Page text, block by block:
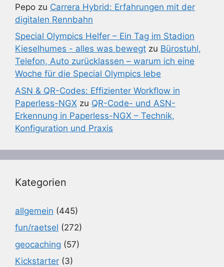
Pepo zu Carrera Hybrid: Erfahrungen mit der
digitalen Rennbahn
Special Olympics Helfer – Ein Tag im Stadion
Kieselhumes - alles was bewegt zu Bürostuhl,
Telefon, Auto zurücklassen – warum ich eine
Woche für die Special Olympics lebe
ASN & QR-Codes: Effizienter Workflow in
Paperless-NGX zu QR-Code- und ASN-
Erkennung in Paperless-NGX – Technik,
Konfiguration und Praxis
Kategorien
allgemein (445)
fun/raetsel (272)
geocaching (57)
Kickstarter (3)